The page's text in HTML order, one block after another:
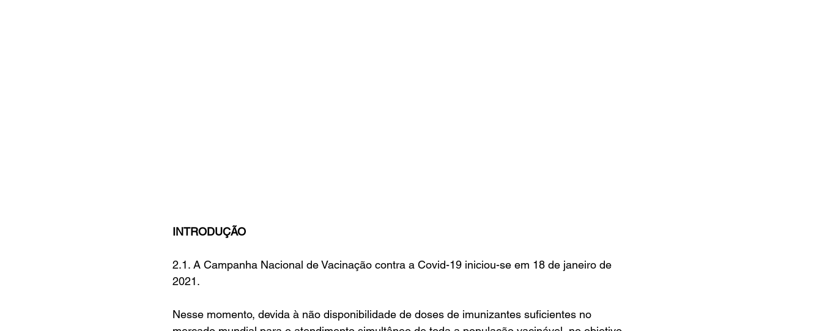
INTRODUÇÃO
2.1. A Campanha Nacional de Vacinação contra a Covid-19 iniciou-se em 18 de janeiro de
2021.
Nesse momento, devida à não disponibilidade de doses de imunizantes suficientes no